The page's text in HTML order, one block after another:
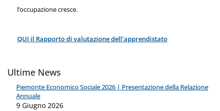
l’occupazione cresce.
QUI il Rapporto di valutazione dell’apprendistato
Ultime News
Piemonte Economico Sociale 2026 | Presentazione della Relazione
Annuale
9 Giugno 2026